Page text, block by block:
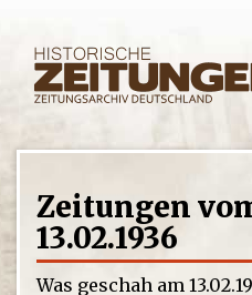
Zeitungen
13.02.1936
Was geschah am